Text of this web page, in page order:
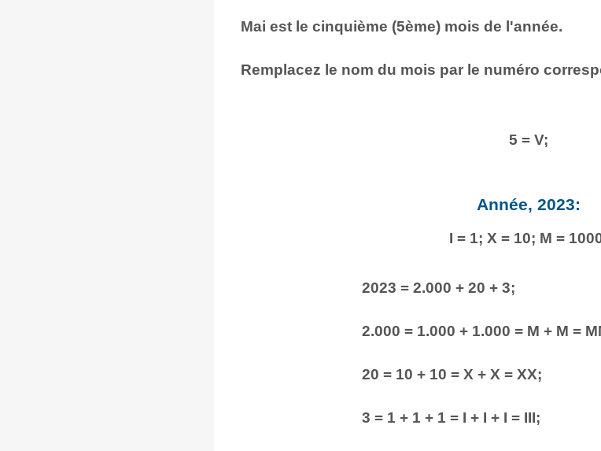
Mai est le cinquième (5ème) mois de l'année.
Remplacez le nom du mois par le numéro
5 = V;
Année, 2023:
I = 1; X = 10; M =
2023 = 2.000 + 20 + 3;
2.000 = 1.000 + 1.000 = M + M =
20 = 10 + 10 = X + X = XX;
3 = 1 + 1 + 1 = I + I + I = III;